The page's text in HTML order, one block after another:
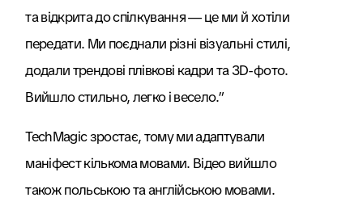
та відкрита до спілкування — це ми й хотіли
передати. Ми поєднали різні візуальні стилі,
додали трендові плівкові кадри та 3D-фото.
Вийшло стильно, легко і весело.”
TechMagic зростає, тому ми адаптували
маніфест кількома мовами. Відео вийшло
також польською та англійською мовами.